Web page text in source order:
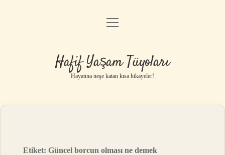
Anasayfa
Yasal Uyarı
menüyü
Hafif Yaşam Tüyoları
Hayatına neşe katan kısa hikayeler!
Etiket:Güncel borcun olması ne demek